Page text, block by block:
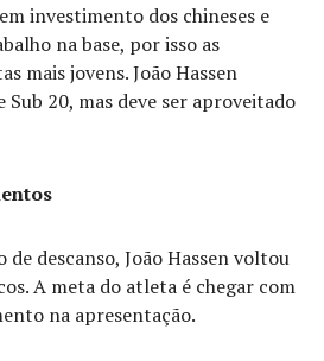
investimento dos chineses e
na base, por isso as
mais jovens. João Hassen
Sub 20, mas deve ser aproveitado
descanso, João Hassen voltou
A meta do atleta é chegar com
na apresentação.